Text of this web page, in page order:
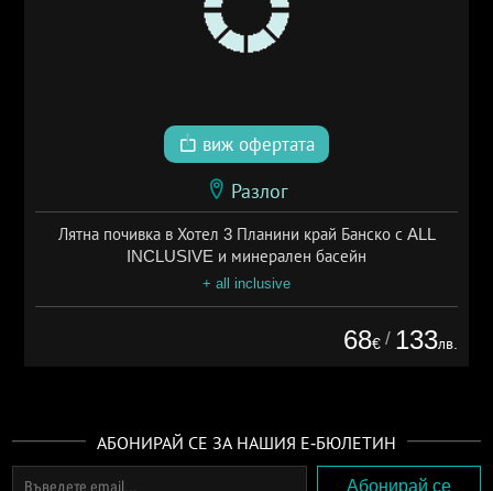
виж офертата
Разлог
Лятна почивка в Хотел 3 Планини край Банско с ALL
INCLUSIVE и минерален басейн
+ all inclusive
68€ / 133лв.
АБОНИРАЙ СЕ ЗА НАШИЯ Е-БЮЛЕТИН